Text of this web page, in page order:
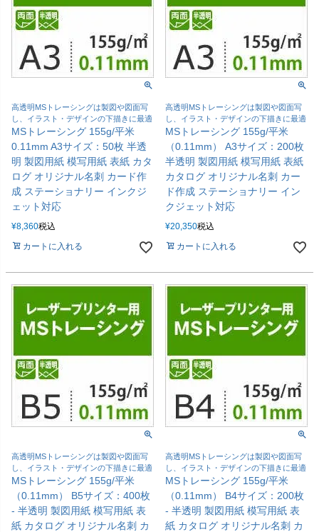
高透明MSトレーシングは製図や図面写
し、イラスト・デザインの下描きに最適
MSトレーシング 155g/平米
0.11mm A3サイズ：50枚 半透
明 製図用紙 模写用紙 表紙 カタ
ログ オリジナル名刺 カード作
成 ステーショナリー インクジ
ェット対応
¥8,360税込
カートに入れる
高透明MSトレーシングは製図や図面写
し、イラスト・デザインの下描きに最適
MSトレーシング 155g/平米
（0.11mm） A3サイズ：200枚
半透明 製図用紙 模写用紙 表紙
カタログ オリジナル名刺 カー
ド作成 ステーショナリー イン
クジェット対応
¥20,350税込
カートに入れる
高透明MSトレーシングは製図や図面写
し、イラスト・デザインの下描きに最適
MSトレーシング 155g/平米
（0.11mm） B5サイズ：400枚
- 半透明 製図用紙 模写用紙 表
紙 カタログ オリジナル名刺 カ
高透明MSトレーシングは製図や図面写
し、イラスト・デザインの下描きに最適
MSトレーシング 155g/平米
（0.11mm） B4サイズ：200枚
- 半透明 製図用紙 模写用紙 表
紙 カタログ オリジナル名刺 カ